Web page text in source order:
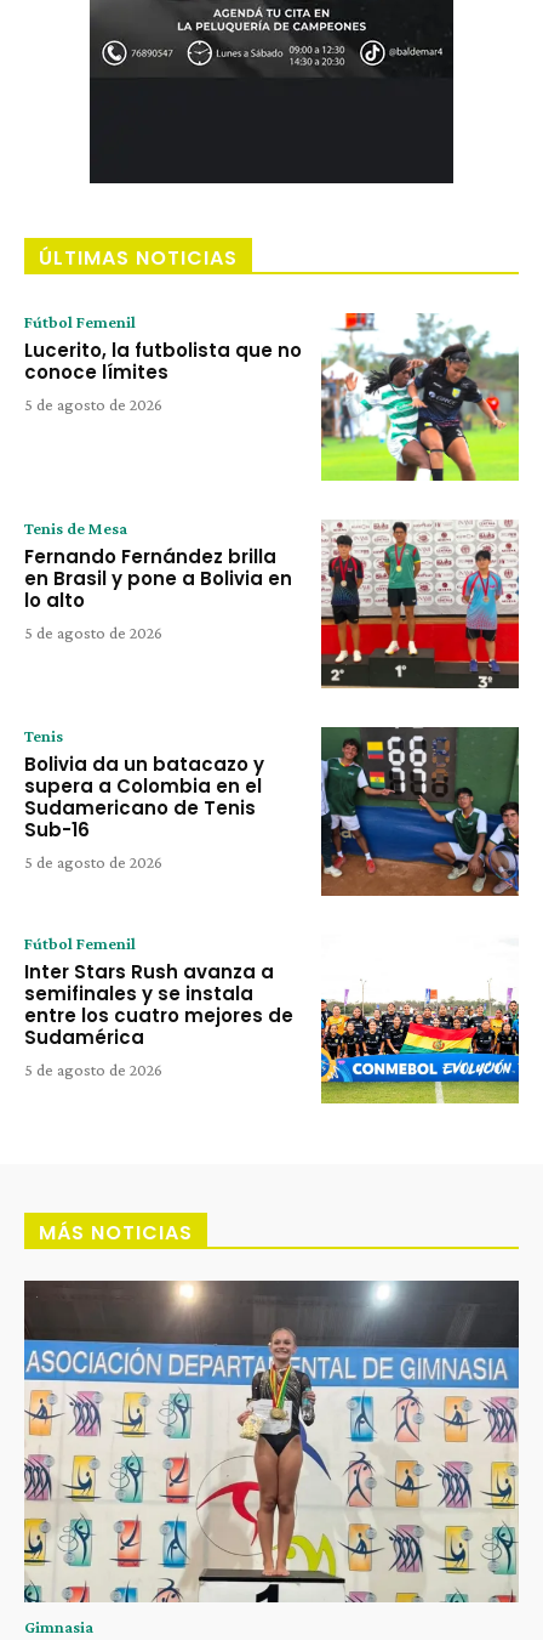
ÚLTIMAS NOTICIAS
Fútbol Femenil
Lucerito, la futbolista que no
conoce límites
5 de agosto de 2026
Tenis de Mesa
Fernando Fernández brilla
en Brasil y pone a Bolivia en
lo alto
5 de agosto de 2026
Tenis
Bolivia da un batacazo y
supera a Colombia en el
Sudamericano de Tenis
Sub-16
5 de agosto de 2026
Fútbol Femenil
Inter Stars Rush avanza a
semifinales y se instala
entre los cuatro mejores de
Sudamérica
5 de agosto de 2026
MÁS NOTICIAS
Gimnasia